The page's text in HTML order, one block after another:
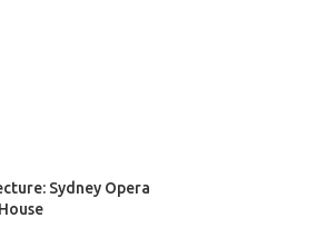
Sydney Opera
House